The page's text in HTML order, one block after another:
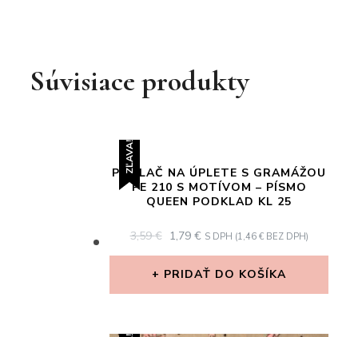
Súvisiace produkty
ZĽAVA!
POTLAČ NA ÚPLETE S GRAMÁŽOU
PE 210 S MOTÍVOM – PÍSMO
QUEEN PODKLAD KL 25
3,59€
ORIGINAL
PRICE
3,59 €.
1,79 €CURRENT
1,79 €.
S DPH (1,46 €BEZ DPH)
PRIDAŤ DO KOŠÍKA